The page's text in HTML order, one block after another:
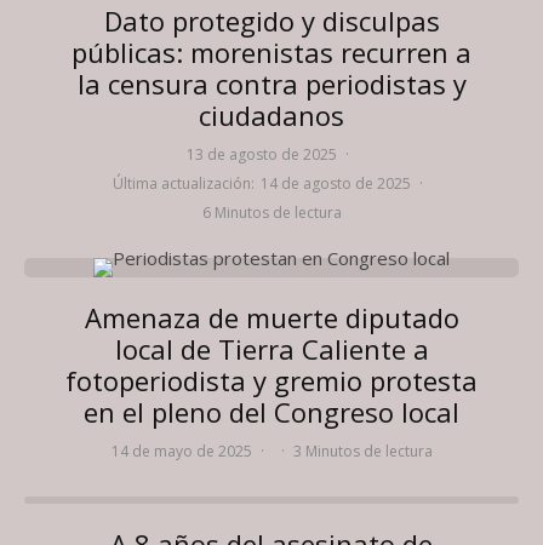
Dato protegido y disculpas
públicas: morenistas recurren a
la censura contra periodistas y
ciudadanos
13 de agosto de 2025 ·
Última actualización: 14 de agosto de 2025 ·
6 Minutos de lectura
Amenaza de muerte diputado
local de Tierra Caliente a
fotoperiodista y gremio protesta
en el pleno del Congreso local
14 de mayo de 2025 · · 3 Minutos de lectura